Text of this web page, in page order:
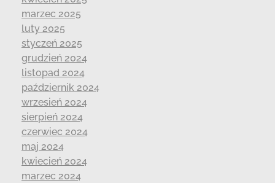
marzec 2025
luty 2025
styczeń 2025
grudzień 2024
listopad 2024
październik 2024
wrzesień 2024
sierpień 2024
czerwiec 2024
maj 2024
kwiecień 2024
marzec 2024